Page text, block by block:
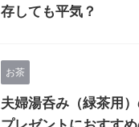
存しても平気？
お茶
夫婦湯呑み（緑茶用）